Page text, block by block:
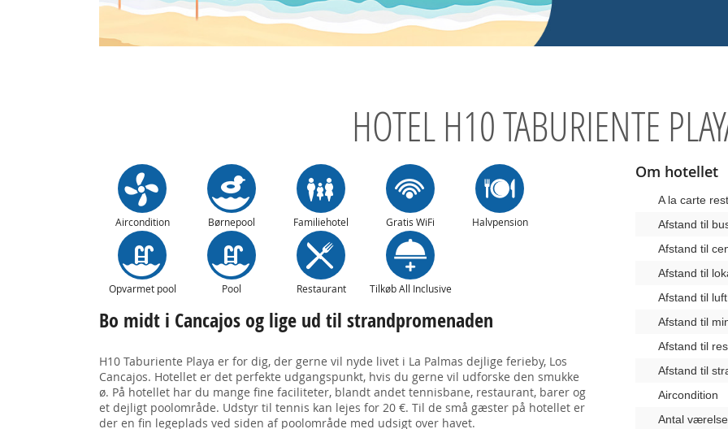
HOTEL H10 TABURIENTE
Aircondition Børnepool Familiehotel Gratis WiFi Halvpension
Opvarmet pool Pool Restaurant Tilkøb All Inclusive
Bo midt i Cancajos og lige ud til strandpromenaden
H10 Taburiente Playa er for dig, der gerne vil nyde livet i La Palmas dejlige ferieby, Los
Cancajos. Hotellet er det perfekte udgangspunkt, hvis du gerne vil udforske den smukke
ø. På hotellet har du mange fine faciliteter, blandt andet tennisbane, restaurant, barer og
et dejligt poolområde. Udstyr til tennis kan lejes for 20 €. Til de små gæster på hotellet er
der en fin legeplads ved siden af poolområde med udsigt over havet.
Om hotellet
A la carte
Afstand til
Afstand til
Afstand til
Afstand til
Afstand til
Afstand til
Afstand til
Aircondition
Antal